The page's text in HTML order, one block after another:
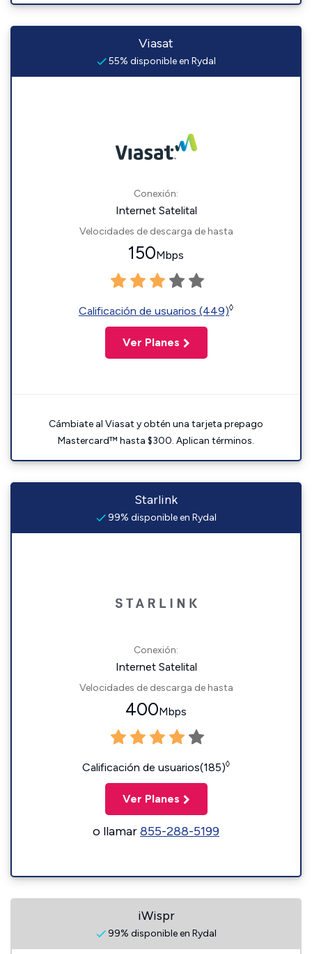
Viasat
55% disponible en Rydal
Conexión:
Internet Satelital
Velocidades de descarga de hasta
150Mbps
Calificación de usuarios (449)◊
Ver Planes
Cámbiate al Viasat y obtén una tarjeta prepago
Mastercard™ hasta $300. Aplican términos.
Starlink
99% disponible en Rydal
Conexión:
Internet Satelital
Velocidades de descarga de hasta
400Mbps
Calificación de usuarios(185)◊
Ver Planes
o llamar855-288-5199
iWispr
99% disponible en Rydal